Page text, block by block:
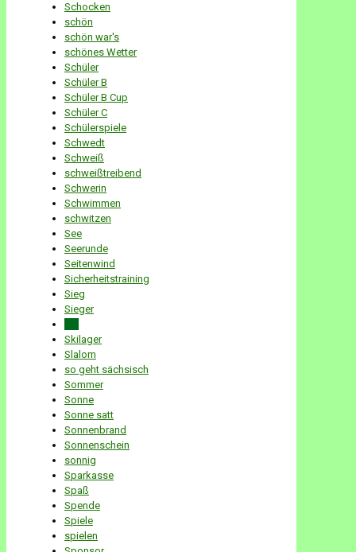
Schocken
schön
schön war's
schönes Wetter
Schüler
Schüler B
Schüler B Cup
Schüler C
Schülerspiele
Schwedt
Schweiß
schweißtreibend
Schwerin
Schwimmen
schwitzen
See
Seerunde
Seitenwind
Sicherheitstraining
Sieg
Sieger
Skilager
Slalom
so geht sächsisch
Sommer
Sonne
Sonne satt
Sonnenbrand
Sonnenschein
sonnig
Sparkasse
Spaß
Spende
Spiele
spielen